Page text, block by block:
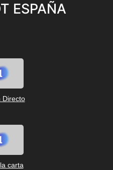
ESPAÑA
Directo
carta